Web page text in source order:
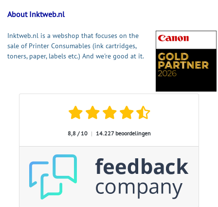
About Inktweb.nl
Inktweb.nl is a webshop that focuses on the
sale of Printer Consumables (ink cartridges,
toners, paper, labels etc.) And we're good at it.
8,8 / 10 | 14.227 beoordelingen